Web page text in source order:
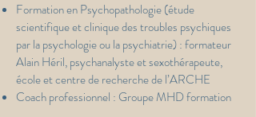
Formation en Psychopathologie (étude
scientifique et clinique des troubles psychiques
par la psychologie ou la psychiatrie) : formateur
Alain Héril, psychanalyste et sexothérapeute,
école et centre de recherche de l’ARCHE
Coach professionnel : Groupe MHD formation